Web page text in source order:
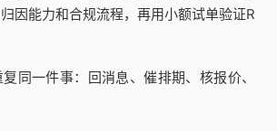
因能力和合规流程，再用小额试单验证R
同一件事：回消息、催排期、核报价、